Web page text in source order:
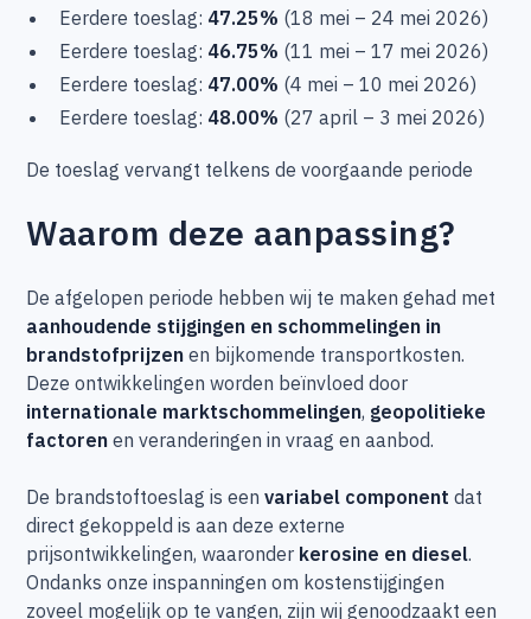
Eerdere toeslag: 47.25% (18 mei – 24 mei 2026)
Eerdere toeslag: 46.75% (11 mei – 17 mei 2026)
Eerdere toeslag: 47.00% (4 mei – 10 mei 2026)
Eerdere toeslag: 48.00% (27 april – 3 mei 2026)
De toeslag vervangt telkens de voorgaande periode
Waarom deze aanpassing?
De afgelopen periode hebben wij te maken gehad met
aanhoudende stijgingen en schommelingen in
brandstofprijzen en bijkomende transportkosten.
Deze ontwikkelingen worden beïnvloed door
internationale marktschommelingen, geopolitieke
factoren en veranderingen in vraag en aanbod.
De brandstoftoeslag is eenvariabel component dat
direct gekoppeld is aan deze externe
prijsontwikkelingen, waaronder kerosine en diesel.
Ondanks onze inspanningen om kostenstijgingen
zoveel mogelijk op te vangen, zijn wij genoodzaakt een